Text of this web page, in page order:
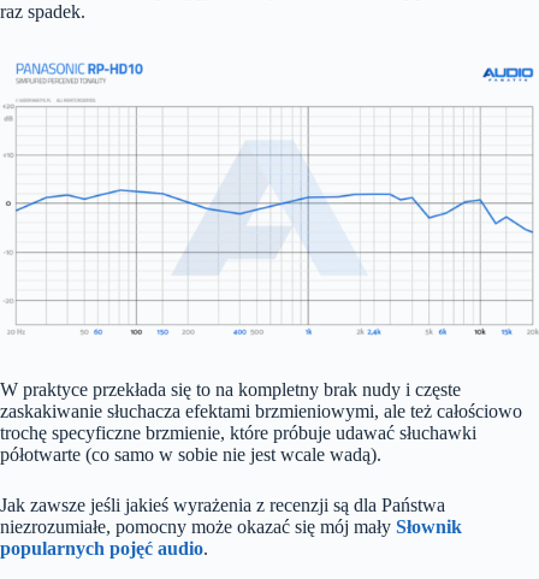
raz spadek.
W praktyce przekłada się to na kompletny brak nudy i częste
zaskakiwanie słuchacza efektami brzmieniowymi, ale też całościowo
trochę specyficzne brzmienie, które próbuje udawać słuchawki
półotwarte (co samo w sobie nie jest wcale wadą).
Jak zawsze jeśli jakieś wyrażenia z recenzji są dla Państwa
niezrozumiałe, pomocny może okazać się mój mały Słownik
popularnych pojęć audio.